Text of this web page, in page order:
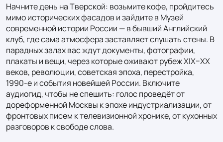
Начните день на Тверской: возьмите кофе, пройдитесь
мимо исторических фасадов и зайдите в Музей
современной истории России — в бывший Английский
клуб, где сама атмосфера заставляет слушать стены. В
парадных залах вас ждут документы, фотографии,
плакаты и вещи, через которые оживают рубеж XIX–XX
веков, революции, советская эпоха, перестройка,
1990‑е и события новейшей России. Включите
аудиогид, чтобы не спешить: голос проведёт от
дореформенной Москвы к эпохе индустриализации, от
фронтовых писем к телевизионной хронике, от кухонных
разговоров к свободе слова.